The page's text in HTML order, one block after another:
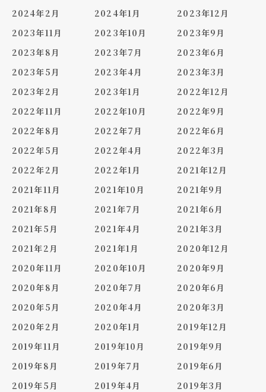
2024年2月
2024年1月
2023年12月
2023年11月
2023年10月
2023年9月
2023年8月
2023年7月
2023年6月
2023年5月
2023年4月
2023年3月
2023年2月
2023年1月
2022年12月
2022年11月
2022年10月
2022年9月
2022年8月
2022年7月
2022年6月
2022年5月
2022年4月
2022年3月
2022年2月
2022年1月
2021年12月
2021年11月
2021年10月
2021年9月
2021年8月
2021年7月
2021年6月
2021年5月
2021年4月
2021年3月
2021年2月
2021年1月
2020年12月
2020年11月
2020年10月
2020年9月
2020年8月
2020年7月
2020年6月
2020年5月
2020年4月
2020年3月
2020年2月
2020年1月
2019年12月
2019年11月
2019年10月
2019年9月
2019年8月
2019年7月
2019年6月
2019年5月
2019年4月
2019年3月